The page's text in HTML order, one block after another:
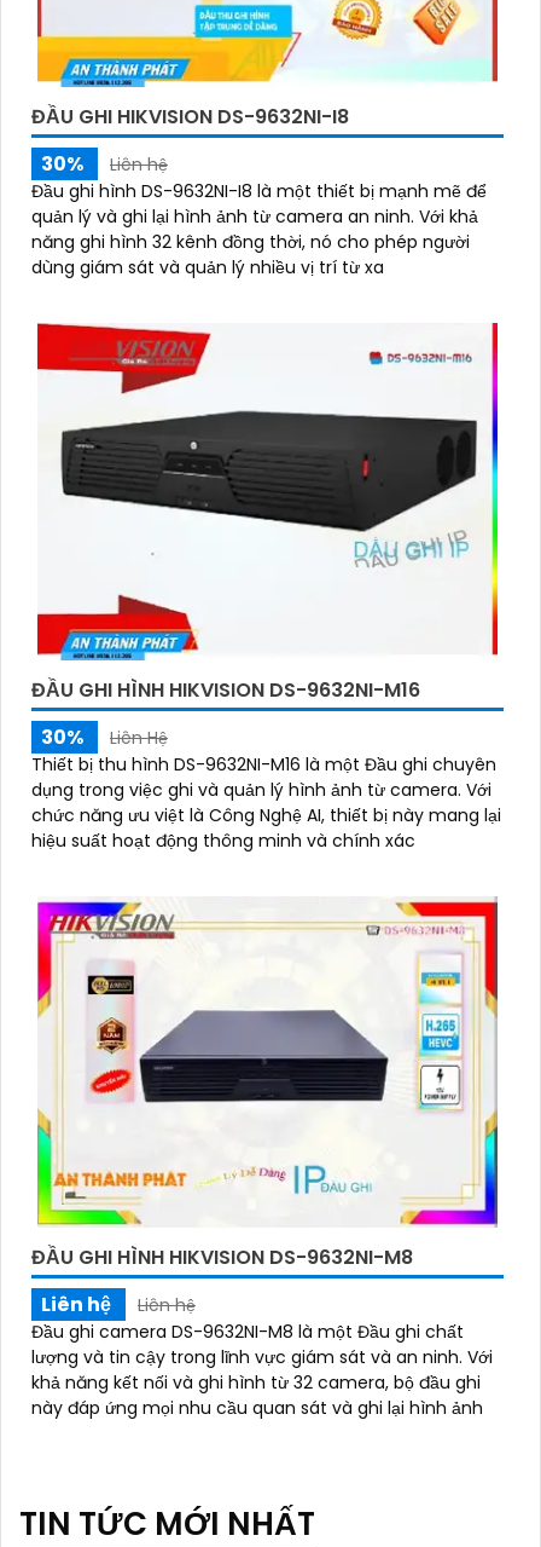
ĐẦU GHI HIKVISION DS-9632NI-I8
30%
Liên hệ
Đầu ghi hình DS-9632NI-I8 là một thiết bị mạnh mẽ để
quản lý và ghi lại hình ảnh từ camera an ninh. Với khả
năng ghi hình 32 kênh đồng thời, nó cho phép người
dùng giám sát và quản lý nhiều vị trí từ xa
ĐẦU GHI HÌNH HIKVISION DS-9632NI-M16
30%
Liên Hệ
Thiết bị thu hình DS-9632NI-M16 là một Đầu ghi chuyên
dụng trong việc ghi và quản lý hình ảnh từ camera. Với
chức năng ưu việt là Công Nghệ AI, thiết bị này mang lại
hiệu suất hoạt động thông minh và chính xác
ĐẦU GHI HÌNH HIKVISION DS-9632NI-M8
Liên hệ
Liên hệ
Đầu ghi camera DS-9632NI-M8 là một Đầu ghi chất
lượng và tin cậy trong lĩnh vực giám sát và an ninh. Với
khả năng kết nối và ghi hình từ 32 camera, bộ đầu ghi
này đáp ứng mọi nhu cầu quan sát và ghi lại hình ảnh
TIN TỨC MỚI NHẤT